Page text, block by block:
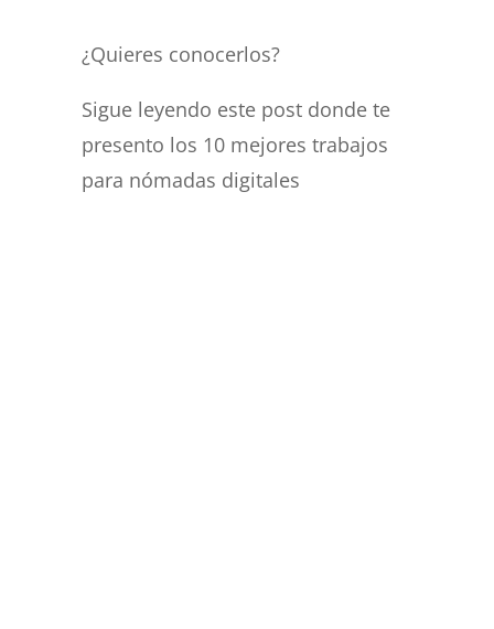
¿Quieres conocerlos?
Sigue leyendo este post donde te
presento los 10 mejores trabajos
para nómadas digitales